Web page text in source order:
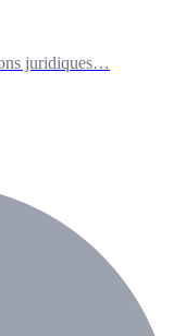
juridiques…